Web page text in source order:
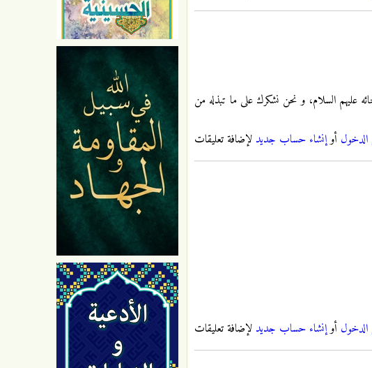
عليهم السلام، و نحن نشكرك على ما تبذله من
أوإنشاء حساب جديد لإضافة تعليقات
أوإنشاء حساب جديد لإضافة تعليقات